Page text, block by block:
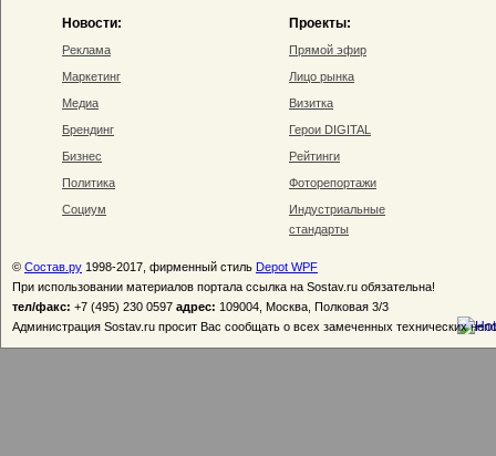
Новости:
Реклама
Маркетинг
Медиа
Брендинг
Бизнес
Политика
Социум
Проекты:
Прямой эфир
Лицо рынка
Визитка
Герои DIGITAL
Рейтинги
Фоторепортажи
Индустриальные
стандарты
© Состав.ру 1998-2017, фирменный стиль Depot WPF
При использовании материалов портала ссылка на Sostav.ru обязательна!
тел/факс: +7 (495) 230 0597 адрес: 109004, Москва, Полковая 3/3
Администрация Sostav.ru просит Вас сообщать о всех замеченных технических